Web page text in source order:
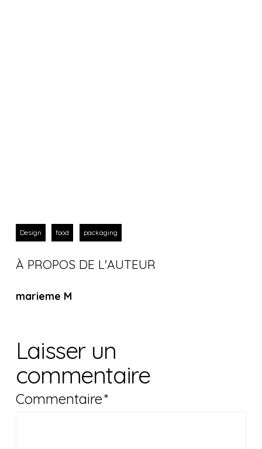
Design food packaging
À PROPOS DE L'AUTEUR
marieme M
Laisser un
commentaire
Commentaire*